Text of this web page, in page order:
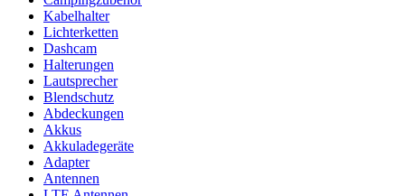
Kabelhalter
Lichterketten
Dashcam
Halterungen
Lautsprecher
Blendschutz
Abdeckungen
Akkus
Akkuladegeräte
Adapter
Antennen